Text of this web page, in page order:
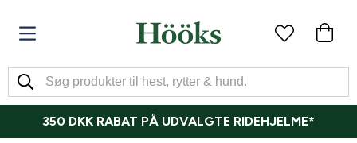
350 DKK RABAT PÅ UDVALGTE RIDEHJELME*